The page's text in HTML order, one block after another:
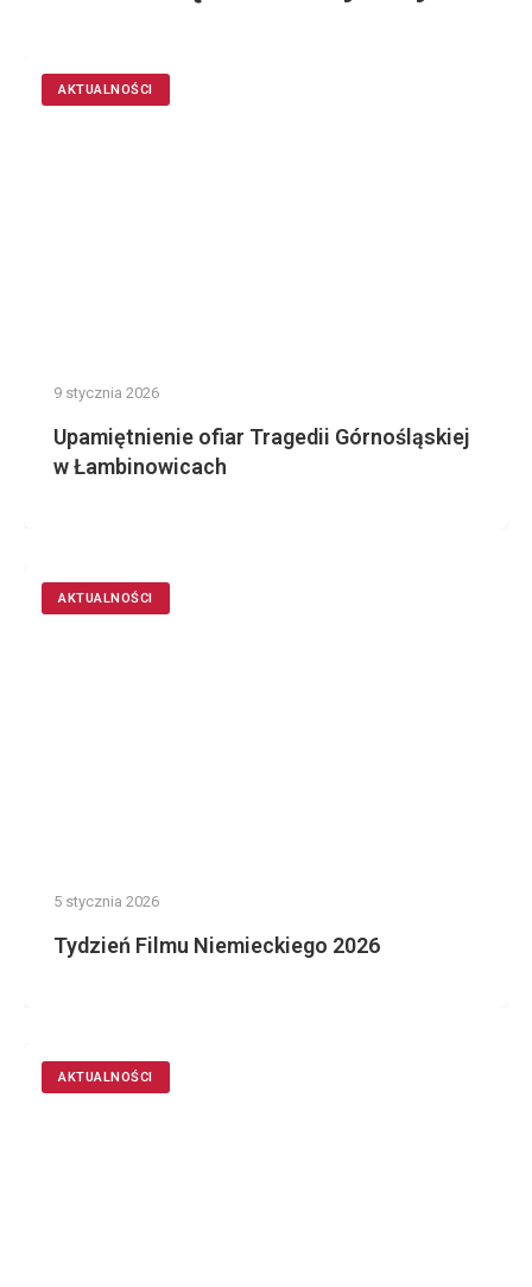
AKTUALNOŚCI
9 stycznia 2026
Upamiętnienie ofiar Tragedii Górnośląskiej
w Łambinowicach
AKTUALNOŚCI
5 stycznia 2026
Tydzień Filmu Niemieckiego 2026
AKTUALNOŚCI